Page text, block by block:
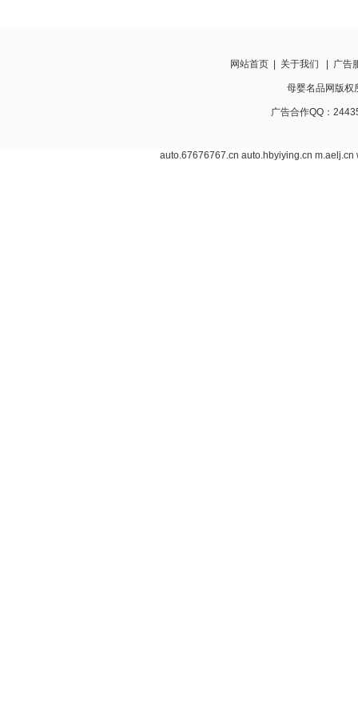
网站首页 关于我们 广告
母婴名品网版
广告合作QQ：
auto.67676767.cn auto.hbyiying.cn m.aelj.cn